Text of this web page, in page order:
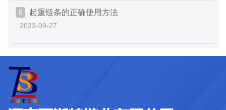
5 起重链条的正确使用方法
2023-09-27